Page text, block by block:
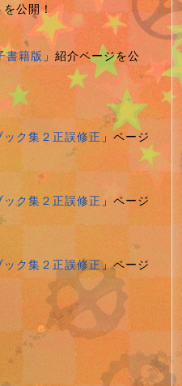
を公開！
書籍版」紹介ページを公
ク集２正誤修正」ページ
ク集２正誤修正」ページ
ク集２正誤修正」ページ